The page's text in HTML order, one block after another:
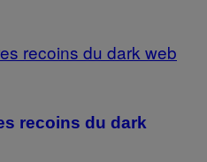
recoins du dark